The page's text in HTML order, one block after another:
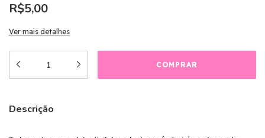
R$5,00
Ver mais detalhes
Descrição